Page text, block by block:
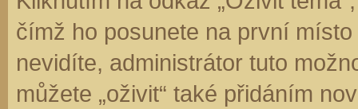
čímž ho posunete na první
nevidíte, administrátor tuto
můžete „oživit“ také přidáním